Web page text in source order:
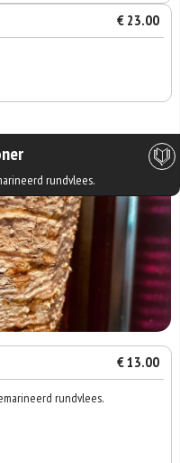
€ 23.00
rundvlees.
€ 13.00
rundvlees.